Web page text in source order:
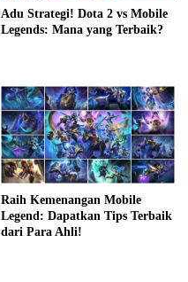
Adu Strategi! Dota 2 vs Mobile
Legends: Mana yang Terbaik?
Raih Kemenangan Mobile
Legend: Dapatkan Tips Terbaik
dari Para Ahli!